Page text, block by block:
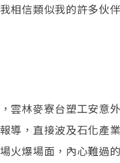
相信類似我的許多伙
雲林麥寮台塑工安意
導，直接波及石化產
火爆場面，內心難過